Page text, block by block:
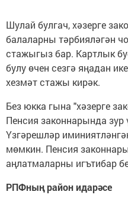
Шулай булгач, хәзерге
балаларны тәрбияләгән
стажыгыз бар. Картлык
булу өчен сезгә яңадан
хезмәт стажы кирәк.
Без юкка гына "хәзерге
Пенсия законнарында зур
Үзгәрешләр
мөмкин. Пенсия
аңлатмаларны игътибар
РПФның район идарәсе